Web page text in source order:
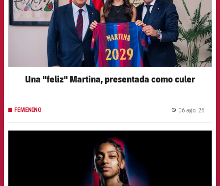
Una "feliz" Martina, presentada como culer
FEMENINO 06 ago. 26